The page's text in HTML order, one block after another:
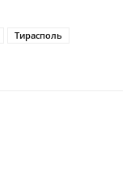
Тирасполь